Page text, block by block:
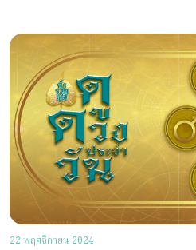
22 พฤศจิกายน 2024